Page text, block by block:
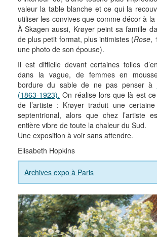
valeur la table blanche et ce qui la
utiliser les convives que comme décor à
À Skagen aussi, Krøyer peint sa famille
de plus petit format, plus intimistes (Rose,
une photo de son épouse).
Il est difficile devant certaines toiles
dans la vague, de femmes en
bordure du sable de ne pas penser à
(1863-1923). On réalise lors que là est
de l’artiste : Krøyer traduit une
septentrional, alors que chez l’artiste
entière vibre de toute la chaleur du Sud.
Une exposition à voir sans attendre.
Elisabeth Hopkins
Archives expo à Paris